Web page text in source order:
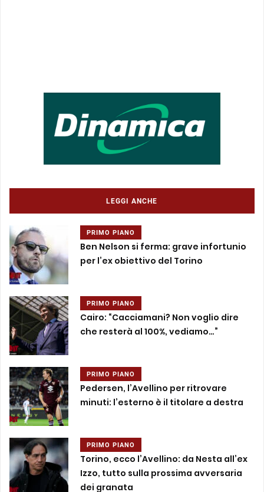
LEGGI ANCHE
PRIMO PIANO
Ben Nelson si ferma: grave infortunio
per l’ex obiettivo del Torino
PRIMO PIANO
Cairo: “Cacciamani? Non voglio dire
che resterà al 100%, vediamo…”
PRIMO PIANO
Pedersen, l’Avellino per ritrovare
minuti: l’esterno è il titolare a destra
PRIMO PIANO
Torino, ecco l’Avellino: da Nesta all’ex
Izzo, tutto sulla prossima avversaria
dei granata